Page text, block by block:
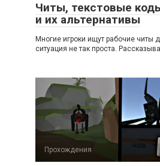
Читы, текстовые
и их альтернативы
Многие игроки ищут рабочие читы
ситуация не так проста.
Прохождения